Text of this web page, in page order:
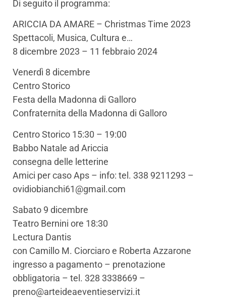
Di seguito il programma:
ARICCIA DA AMARE – Christmas Time 2023
Spettacoli, Musica, Cultura e…
8 dicembre 2023 – 11 febbraio 2024
Venerdì 8 dicembre
Centro Storico
Festa della Madonna di Galloro
Confraternita della Madonna di Galloro
Centro Storico 15:30 – 19:00
Babbo Natale ad Ariccia
consegna delle letterine
Amici per caso Aps – info: tel. 338 9211293 –
ovidiobianchi61@gmail.com
Sabato 9 dicembre
Teatro Bernini ore 18:30
Lectura Dantis
con Camillo M. Ciorciaro e Roberta Azzarone
ingresso a pagamento – prenotazione
obbligatoria – tel. 328 3338669 –
preno@arteideaeventieservizi.it